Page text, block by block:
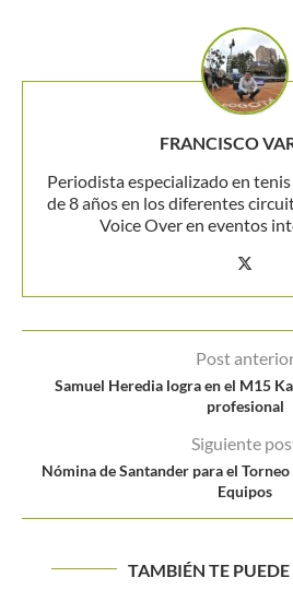
FRANCISCO
Periodista especializado en
de 8 años en los diferentes
Voice Over en eventos
Post
Samuel Heredia logra en el M15
profesional
Siguiente
Nómina de Santander para el
Equipos
TAMBIÉN TE